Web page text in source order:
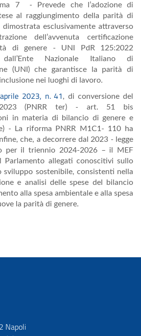
7 - Prevede che l’adozione di
al raggiungimento della parità di
dimostrata esclusivamente attraverso
dell’avvenuta certificazione
di genere - UNI PdR 125:2022
Nazionale Italiano di
(UNI) che garantisce la parità di
nei luoghi di lavoro.
2023, n. 41, di conversione del
2023 (PNRR ter) - art. 51 bis
in materia di bilancio di genere e
- La riforma PNRR M1C1- 110 ha
che, a decorrere dal 2023 - legge
per il triennio 2024-2026 – il MEF
Parlamento allegati conoscitivi sullo
sviluppo sostenibile, consistenti nella
e analisi delle spese del bilancio
alla spesa ambientale e alla spesa
la parità di genere.
Napoli